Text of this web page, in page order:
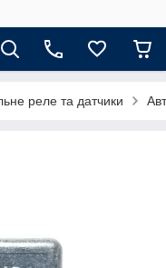
реле та датчики